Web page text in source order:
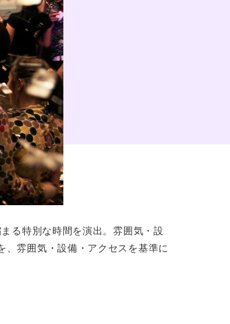
る特別な時間を演出。雰囲気・設
雰囲気・設備・アクセスを基準に